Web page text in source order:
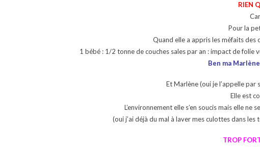
RIEN
Pour la
Quand elle a appris les méfaits des
1 bébé : 1/2 tonne de couches sales par an : impact de folie
Ben ma
Et Marlène (oui je l’appelle par
Elle est
L’environnement elle s’en soucis mais elle
(oui j’ai déjà du mal à laver mes culottes dans
TROP